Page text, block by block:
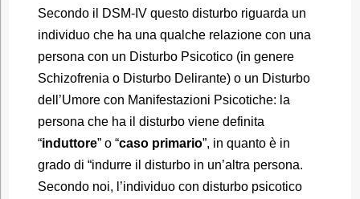
Secondo il DSM-IV questo disturbo riguarda un
individuo che ha una qualche relazione con una
persona con un Disturbo Psicotico (in genere
Schizofrenia o Disturbo Delirante) o un Disturbo
dell’Umore con Manifestazioni Psicotiche: la
persona che ha il disturbo viene definita
“induttore” o “caso primario”, in quanto è in
grado di “indurre il disturbo in un’altra persona.
Secondo noi, l’individuo con disturbo psicotico